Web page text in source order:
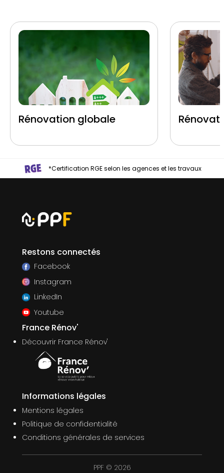
Rénovation globale
*Certification RGE selon les agences et les travaux
Restons connectés
Facebook
Instagram
LinkedIn
Youtube
France Rénov'
Découvrir France Rénov'
Informations légales
Mentions légales
Politique de confidentialité
Conditions générales de services
PPF © 2026